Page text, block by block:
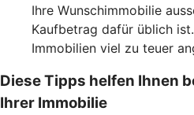
Ihre Wunschimmobilie
Kaufbetrag dafür üblich
Immobilien viel zu teuer
Diese Tipps helfen Ihnen
Ihrer Immobilie